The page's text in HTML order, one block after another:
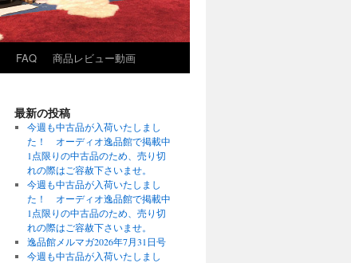
FAQ 商品レビュー動画
最新の投稿
今週も中古品が入荷いたしまし
た！ オーディオ逸品館で掲載中
1点限りの中古品のため、売り切
れの際はご容赦下さいませ。
今週も中古品が入荷いたしまし
た！ オーディオ逸品館で掲載中
1点限りの中古品のため、売り切
れの際はご容赦下さいませ。
逸品館メルマガ2026年7月31日号
今週も中古品が入荷いたしまし